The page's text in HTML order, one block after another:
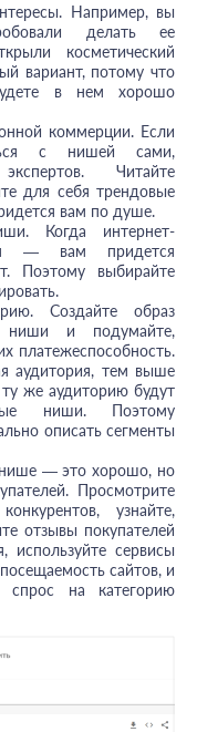
Например, вы
делать ее
косметический
вариант, потому что
в нем хорошо
коммерции. Если
с нишей сами,
Читайте
для себя трендовые
вам по душе.
Когда интернет-
— вам придется
Поэтому выбирайте
Создайте образ
ниши и подумайте,
платежеспособность.
аудитория, тем выше
же аудиторию будут
ниши. Поэтому
описать сегменты
— это хорошо, но
Просмотрите
узнайте,
отзывы покупателей
используйте сервисы
сайтов, и
спрос на категорию